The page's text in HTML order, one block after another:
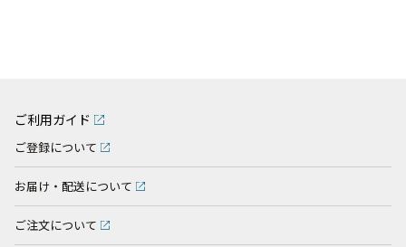
ご利用ガイド
ご登録について
お届け・配送について
ご注文について